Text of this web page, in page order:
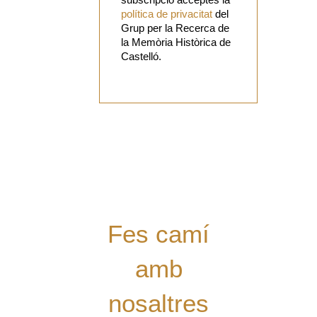
política de privacitat del
Grup per la Recerca de
la Memòria Històrica de
Castelló.
Fes camí
amb
nosaltres